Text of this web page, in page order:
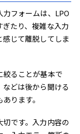
フォームは、LPO
たり、複雑な入力
じて離脱してしま
絞ることが基本で
どは後から聞ける
ります。
です。入力内容の